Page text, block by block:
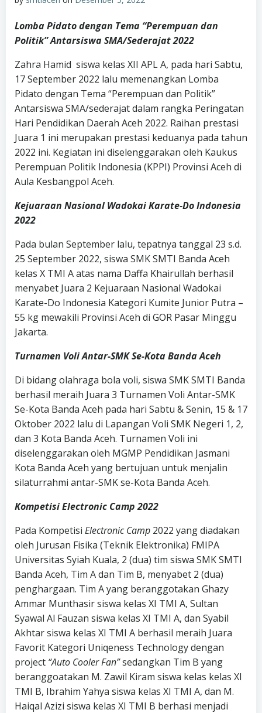
Lomba Pidato dengan Tema “Perempuan dan
Politik” Antarsiswa SMA/Sederajat 2022
Zahra Hamid siswa kelas XII APL A, pada hari Sabtu,
17 September 2022 lalu memenangkan Lomba
Pidato dengan Tema “Perempuan dan Politik”
Antarsiswa SMA/sederajat dalam rangka Peringatan
Hari Pendidikan Daerah Aceh 2022. Raihan prestasi
Juara 1 ini merupakan prestasi keduanya pada tahun
2022 ini. Kegiatan ini diselenggarakan oleh Kaukus
Perempuan Politik Indonesia (KPPI) Provinsi Aceh di
Aula Kesbangpol Aceh.
Kejuaraan Nasional Wadokai Karate-Do Indonesia
2022
Pada bulan September lalu, tepatnya tanggal 23 s.d.
25 September 2022, siswa SMK SMTI Banda Aceh
kelas X TMI A atas nama Daffa Khairullah berhasil
menyabet Juara 2 Kejuaraan Nasional Wadokai
Karate-Do Indonesia Kategori Kumite Junior Putra –
55 kg mewakili Provinsi Aceh di GOR Pasar Minggu
Jakarta.
Turnamen Voli Antar-SMK Se-Kota Banda Aceh
Di bidang olahraga bola voli, siswa SMK SMTI Banda
berhasil meraih Juara 3 Turnamen Voli Antar-SMK
Se-Kota Banda Aceh pada hari Sabtu & Senin, 15 & 17
Oktober 2022 lalu di Lapangan Voli SMK Negeri 1, 2,
dan 3 Kota Banda Aceh. Turnamen Voli ini
diselenggarakan oleh MGMP Pendidikan Jasmani
Kota Banda Aceh yang bertujuan untuk menjalin
silaturrahmi antar-SMK se-Kota Banda Aceh.
Kompetisi Electronic Camp 2022
Pada Kompetisi Electronic Camp 2022 yang diadakan
oleh Jurusan Fisika (Teknik Elektronika) FMIPA
Universitas Syiah Kuala, 2 (dua) tim siswa SMK SMTI
Banda Aceh, Tim A dan Tim B, menyabet 2 (dua)
penghargaan. Tim A yang beranggotakan Ghazy
Ammar Munthasir siswa kelas XI TMI A, Sultan
Syawal Al Fauzan siswa kelas XI TMI A, dan Syabil
Akhtar siswa kelas XI TMI A berhasil meraih Juara
Favorit Kategori Uniqeness Technology dengan
project “Auto Cooler Fan”sedangkan Tim B yang
beranggoatakan M. Zawil Kiram siswa kelas kelas XI
TMI B, Ibrahim Yahya siswa kelas XI TMI A, dan M.
Haiqal Azizi siswa kelas XI TMI B berhasi menjadi